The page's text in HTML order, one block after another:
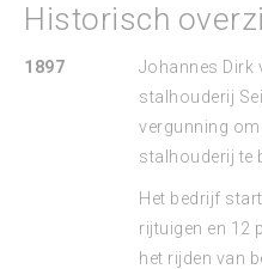
Historisch
1897
Johannes Dirk
stalhouderij
vergunning
stalhouderij te
Het bedrijf
rijtuigen en 12
het rijden van